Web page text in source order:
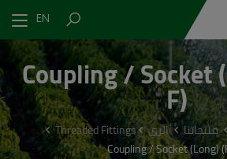
EN
Coupling / Socket
F)
منتجاتنا الري
Threaded Fittings
Coupling / Socket (Long)